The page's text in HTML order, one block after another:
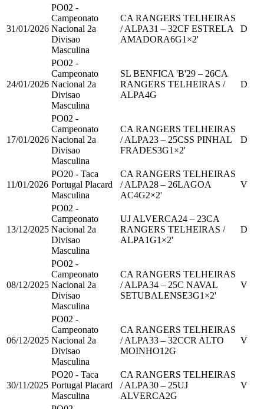
31/01/2026
PO02 -
Campeonato
Nacional 2a
Divisao
Masculina
CA RANGERS TELHEIRAS
/ ALPA31 – 32CF ESTRELA
AMADORA6G1 ×2'
D
24/01/2026
PO02 -
Campeonato
Nacional 2a
Divisao
Masculina
SL BENFICA 'B'29 – 26CA
RANGERS TELHEIRAS /
ALPA4G
D
17/01/2026
PO02 -
Campeonato
Nacional 2a
Divisao
Masculina
CA RANGERS TELHEIRAS
/ ALPA23 – 25CSS PINHAL
FRADES3G1 ×2'
D
11/01/2026
PO20 - Taca
Portugal Placard
Masculina
CA RANGERS TELHEIRAS
/ ALPA28 – 26LAGOA
AC4G2×2'
V
13/12/2025
PO02 -
Campeonato
Nacional 2a
Divisao
Masculina
UJ ALVERCA24 – 23CA
RANGERS TELHEIRAS /
ALPA1G1 ×2'
D
08/12/2025
PO02 -
Campeonato
Nacional 2a
Divisao
Masculina
CA RANGERS TELHEIRAS
/ ALPA34 – 25C NAVAL
SETUBALENSE3G1 ×2'
V
06/12/2025
PO02 -
Campeonato
Nacional 2a
Divisao
Masculina
CA RANGERS TELHEIRAS
/ ALPA33 – 32CCR ALTO
MOINHO12G
V
30/11/2025
PO20 - Taca
Portugal Placard
Masculina
CA RANGERS TELHEIRAS
/ ALPA30 – 25UJ
ALVERCA2G
V